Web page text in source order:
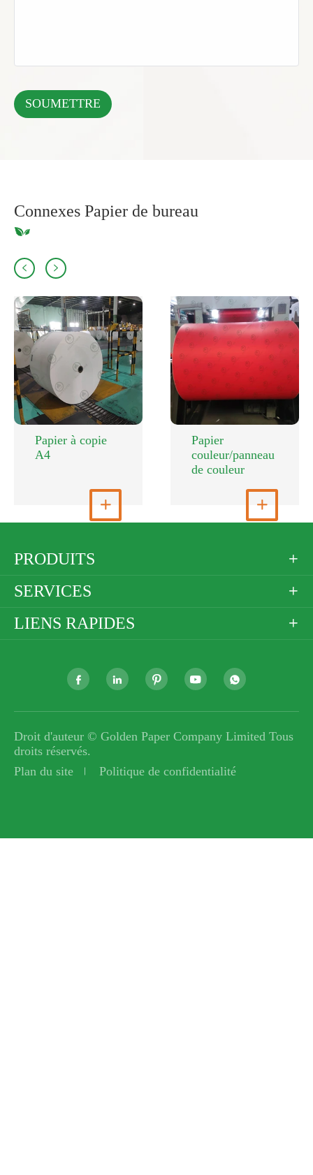
Connexes Papier de bureau
 
Papier à copie
A4
Voir plus

Papier
couleur/panneau
de couleur
Voir plus

PRODUITS 
SERVICES 
LIENS RAPIDES 
    
Droit d'auteur © Golden Paper Company Limited Tous
droits réservés.
Plan du site
Politique de confidentialité